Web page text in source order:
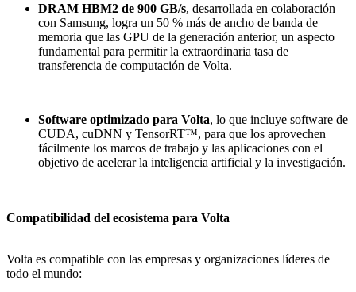
DRAM HBM2 de 900 GB/s, desarrollada en colaboración
con Samsung, logra un 50 % más de ancho de banda de
memoria que las GPU de la generación anterior, un aspecto
fundamental para permitir la extraordinaria tasa de
transferencia de computación de Volta.
Software optimizado para Volta, lo que incluye software de
CUDA, cuDNN y TensorRT™, para que los aprovechen
fácilmente los marcos de trabajo y las aplicaciones con el
objetivo de acelerar la inteligencia artificial y la investigación.
Compatibilidad del ecosistema para Volta
Volta es compatible con las empresas y organizaciones líderes de
todo el mundo: